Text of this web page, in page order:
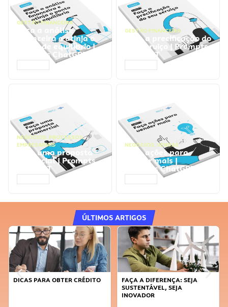
GESTÃO FINANCEIRA
Faça a análise
financeira e atinja o
ponto de equilíbrio |
Prompts ChatGPT
GESTÃO FINANCEIRA
Faça a precificação do
seu serviço | Prompts
ChatGPT
NEGÓCIOS, PROCESSOS
EMPRESARIAIS
Faça uma proposta
comercial | Prompts
ChatGPT
NEGÓCIOS, VENDAS
Faça ações para
vender mais |
Prompts ChatGPT
ÚLTIMOS ARTIGOS
DICAS PARA OBTER CRÉDITO
FAÇA A DIFERENÇA: SEJA
SUSTENTÁVEL, SEJA
INOVADOR